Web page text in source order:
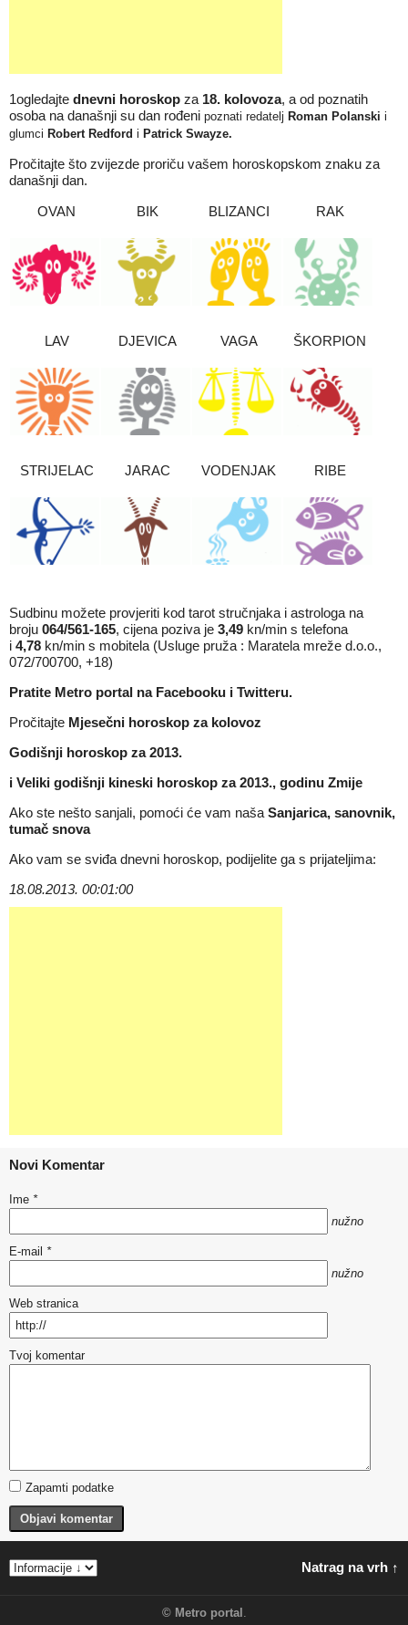
1ogledajte dnevni horoskop za 18. kolovoza, a od poznatih
osoba na današnji su dan rođeni poznati redatelj Roman Polanski i
glumci Robert Redford i Patrick Swayze.
Pročitajte što zvijezde proriču vašem horoskopskom znaku za
današnji dan.
OVAN
BIK BLIZANCI RAK
LAV DJEVICA VAGA ŠKORPION
STRIJELAC JARAC VODENJAK RIBE
Sudbinu možete provjeriti kod tarot stručnjaka i astrologa na
broju 064/561-165, cijena poziva je 3,49 kn/min s telefona
i 4,78 kn/min s mobitela (Usluge pruža : Maratela mreže d.o.o.,
072/700700, +18)
Pratite Metro portal na Facebooku i Twitteru.
Pročitajte Mjesečni horoskop za kolovoz
Godišnji horoskop za 2013.
i Veliki godišnji kineski horoskop za 2013., godinu Zmije
Ako ste nešto sanjali, pomoći će vam naša Sanjarica, sanovnik,
tumač snova
Ako vam se sviđa dnevni horoskop, podijelite ga s prijateljima:
18.08.2013. 00:01:00
Novi Komentar
Ime *
nužno
E-mail *
nužno
Web stranica
Tvoj komentar
Zapamti podatke
Objavi komentar
Natrag na vrh ↑
© Metro portal .